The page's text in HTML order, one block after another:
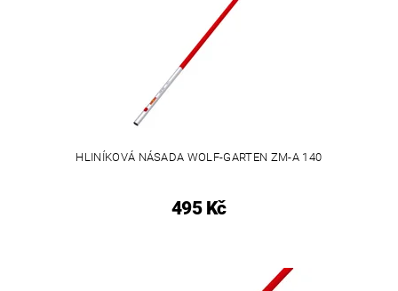
HLINÍKOVÁ NÁSADA WOLF-GARTEN ZM-A 140
495 Kč